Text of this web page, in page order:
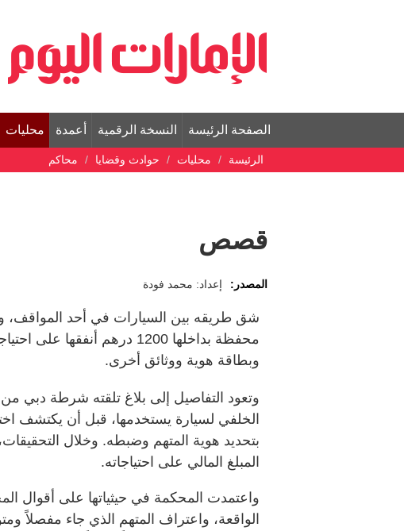
الصفحة الرئيسة النسخة الرقمية أعمدة محليات
الرئيسة محليات حوادث وقضايا محاكم
قصص
المصدر: إعداد: محمد فودة
شق طريقه بين السيارات في أحد المواقف،
محفظة بداخلها 1200 درهم
وبطاقة هوية ووثائق أخرى.
وتعود التفاصيل إلى بلاغ تلقته شرطة دبي
الخلفي لسيارة يستخدمها، قبل أن يكتشف
بتحديد هوية المتهم وضبطه. وخلال
المبلغ المالي على احتياجاته.
واعتمدت المحكمة في حيثياتها على أقوال
الواقعة، واعتراف المتهم الذي جاء مفصلاً